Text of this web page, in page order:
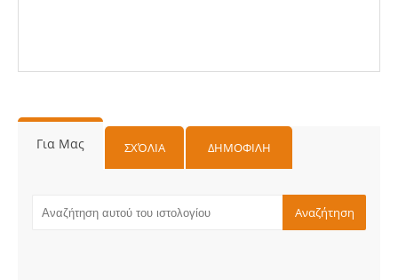
Για Μας ΣΧΌΛΙΑ ΔΗΜΟΦΙΛΗ